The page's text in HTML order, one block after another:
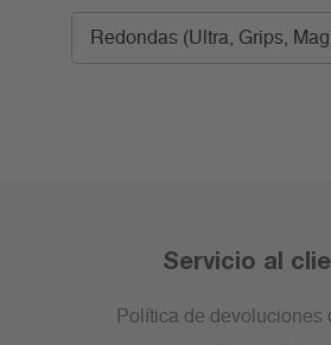
Redondas (Ultra, Grips,
Servicio al
Política de devoluciones